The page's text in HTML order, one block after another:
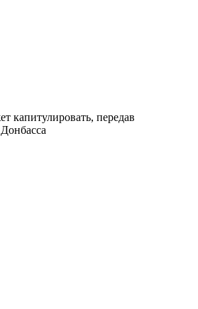
капитулировать, передав